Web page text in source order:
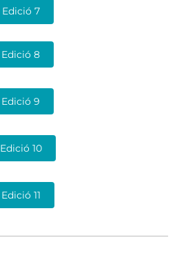
Edició 7
Edició 8
Edició 9
Edició 10
Edició 11